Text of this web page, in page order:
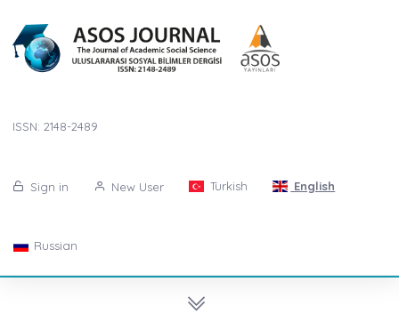
ISSN: 2148-2489
Sign in New User Turkish English
Russian